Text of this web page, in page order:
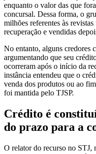
enquanto o valor das que
concursal. Dessa forma, o
milhões referentes às
recuperação e vendidas
No entanto, alguns credores
argumentando que seu
ocorreram após o início da
instância entendeu que o
venda dos produtos ou ao
foi mantida pelo TJSP.
Crédito é
do prazo para a
O relator do recurso no